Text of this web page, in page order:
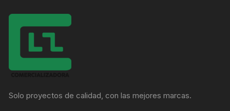
Solo proyectos de calidad, con las mejores marcas.